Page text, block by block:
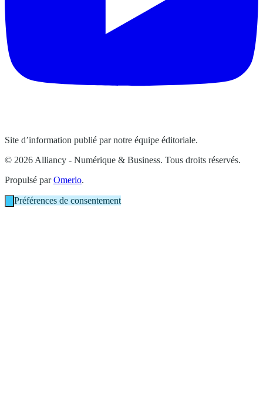
Site d’information publié par notre équipe éditoriale.
© 2026 Alliancy - Numérique & Business. Tous droits réservés.
Propulsé parOmerlo.
Préférences de consentement